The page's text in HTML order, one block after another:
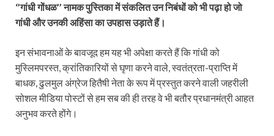
‘’गांधी गोंधळ’’ नामक पुस्तिका में संकलित उन निबंधों को भी पढ़ा हो जो
गांधी और उनकी अहिंसा का उपहास उड़ाते हैं।
इन संभावनाओं के बावजूद हम यह भी अपेक्षा करते हैं कि गांधी को
मुस्लिमपरस्त, क्रांतिकारियों से घृणा करने वाले, स्वतंत्रता-प्राप्ति में
बाधक, ढुलमुल अंग्रेज हितैषी नेता के रूप में प्रस्तुत करने वाली जहरीली
सोशल मीडिया पोस्टों से हम सब की ही तरह वे भी बतौर प्रधानमंत्री आहत
अनुभव करते होंगे।